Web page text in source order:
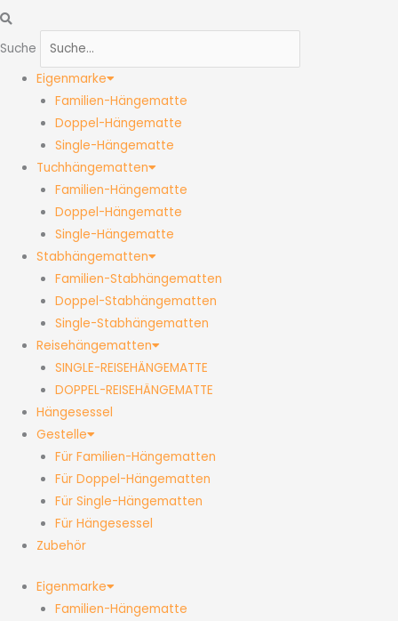
Suche
Eigenmarke
Familien-Hängematte
Doppel-Hängematte
Single-Hängematte
Tuchhängematten
Familien-Hängematte
Doppel-Hängematte
Single-Hängematte
Stabhängematten
Familien-Stabhängematten
Doppel-Stabhängematten
Single-Stabhängematten
Reisehängematten
SINGLE-REISEHÄNGEMATTE
DOPPEL-REISEHÄNGEMATTE
Hängesessel
Gestelle
Für Familien-Hängematten
Für Doppel-Hängematten
Für Single-Hängematten
Für Hängesessel
Zubehör
Eigenmarke
Familien-Hängematte